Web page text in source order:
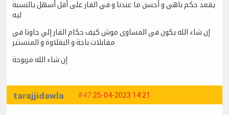
يقعد حكم باهي و أحسن ما عندنا و في الفار على أقل أسهل يالنسبة
ليه
إن شاء الله يكون في المساوى موش كيف حكام الفار إلي جاونا في
مقابلات باجة و البقلاوة و المنستير
إن شاء الله مربوحة
#47 25-04-2023 14:21
tarajjidawla